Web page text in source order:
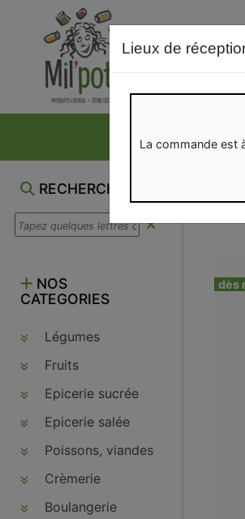
RECHERCHE
NOS
CATEGORIES
Légumes
Fruits
Epicerie sucrée
Epicerie salée
Poissons, viandes, volailles,
Crèmerie
Boulangerie
Lieux de
La commande est
dès